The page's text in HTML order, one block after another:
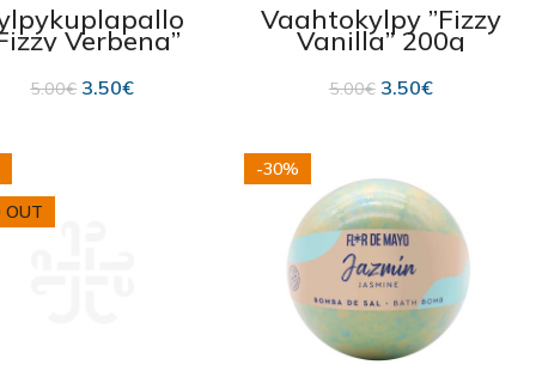
Verbena”
200g
5.00€ 3.50€
Vaahtokylpy ”Fizzy
Vanilla” 200g
5.00€ 3.50€
OUT
-30%